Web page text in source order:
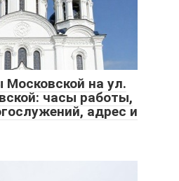
на ул.
часы работы,
адрес и